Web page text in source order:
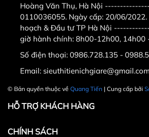
5.Địa chỉ mua găng
chính hãng tại Hà Nội
Công ty TNHH Thể Thao
:số 11 ngõ 279 ngách 279/39
Mai,quận Hoàng Mai,Hà Nội (
tìm trên google map " Công ty
Hoàng Văn Thụ, Hà Nội
0110036055. Ngày cấp: 20/06/2022.
hoạch & Đầu tư TP Hà Nội
giờ hành chính: 8h00-12h00, 14h00
Số điện thoại: 0986.728.135 -
Email: sieuthitienichgiare@gmail.com
© Bản quyền thuộc về Quang Tiến | Cung cấp bởi
HỖ TRỢ KHÁCH HÀNG
CHÍNH SÁCH